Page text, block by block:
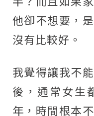
他卻不想要，
沒有比較好。
我覺得讓我不
後，通常女生
年，時間根本